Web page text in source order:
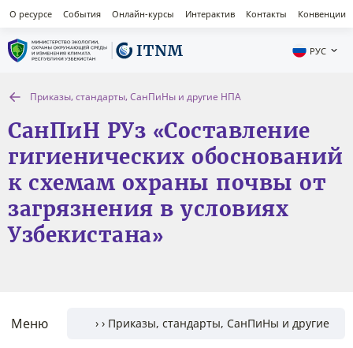
О ресурсе События Онлайн-курсы Интерактив Контакты Конвенции
РУС
Приказы, стандарты, СанПиНы и другие НПА
СанПиН РУз «Составление
гигиенических обоснований
к схемам охраны почвы от
загрязнения в условиях
Узбекистана»
Меню